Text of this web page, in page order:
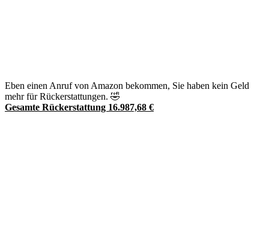
Eben einen Anruf von Amazon bekommen, Sie haben kein Geld
mehr für Rückerstattungen. 🤣
Gesamte Rückerstattung 16.987,68 €